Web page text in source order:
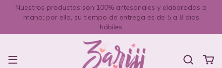
Nuestros productos son 100% artesanales y elaborados a
mano; por ello, su tiempo de entrega es de 5 a 8 dias
hábiles